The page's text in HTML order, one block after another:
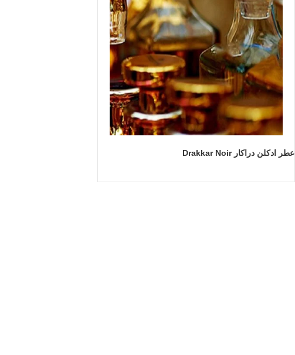
عطر ادکلن دراکار Drakkar Noir